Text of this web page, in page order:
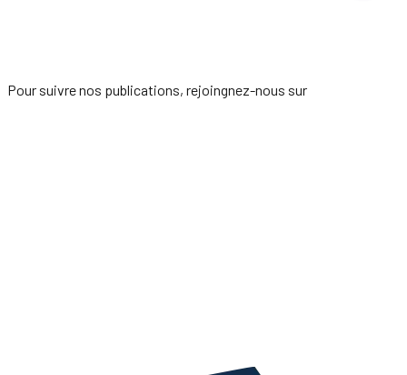
Pour suivre nos publications, rejoingnez-nous sur